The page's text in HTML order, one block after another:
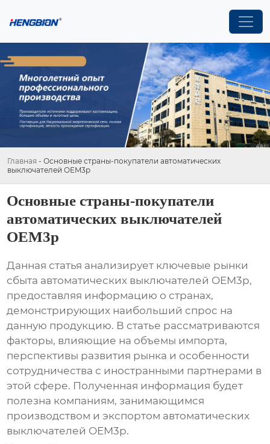
Главная - Основные страны-покупатели автоматических
выключателей OEM3p
Основные страны-покупатели
автоматических выключателей
OEM3p
Данная статья анализирует ключевые рынки
сбыта автоматических выключателей OEM3p,
предоставляя информацию о странах,
демонстрирующих наибольший спрос на
данную продукцию. В статье рассматриваются
факторы, влияющие на объемы импорта,
перспективы развития рынка и особенности
сотрудничества с иностранными партнерами в
этой сфере. Полученная информация будет
полезна компаниям, занимающимся
производством и экспортом автоматических
выключателей OEM3p.